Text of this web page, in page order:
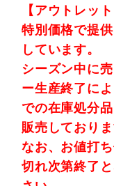
【アウトレット
特別価格で提
しています。
シーズン中に
ー生産終了に
での在庫処分
販売しておりま
なお、お値打
切れ次第終了